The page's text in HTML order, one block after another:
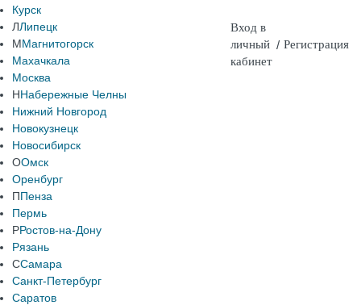
Курск
ЛЛипецк
ММагнитогорск
Махачкала
Москва
ННабережные Челны
Нижний Новгород
Новокузнецк
Новосибирск
ООмск
Оренбург
ППенза
Пермь
РРостов-на-Дону
Рязань
ССамара
Санкт-Петербург
Саратов
Вход в
личный
кабинет
/ Регистрация